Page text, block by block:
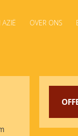
AZIË OVER ONS